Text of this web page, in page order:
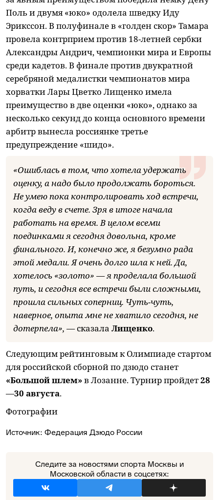
Поль и двумя «юко» одолела шведку Иду
Эрикссон. В полуфинале в «голден скор» Тамара
провела контрприем против 18-летней сербки
Александры Андрич, чемпионки мира и Европы
среди кадетов. В финале против двукратной
серебряной медалистки чемпионатов мира
хорватки Лары Цветко Лищенко имела
преимущество в две оценки «юко», однако за
несколько секунд до конца основного времени
арбитр вынесла россиянке третье
предупреждение «шидо».
«Ошиблась в том, что хотела удержать
оценку, а надо было продолжать бороться.
Не умею пока контролировать ход встречи,
когда веду в счете. Зря в итоге начала
работать на время. В целом всеми
поединками я сегодня довольна, кроме
финального. И, конечно же, я безумно рада
этой медали. Я очень долго шла к ней. Да,
хотелось «золото» — я проделала большой
путь, и сегодня все встречи были сложными,
прошла сильных соперниц. Чуть-чуть,
наверное, опыта мне не хватило сегодня, не
дотерпела», —сказала Лищенко.
Следующим рейтинговым к Олимпиаде стартом
для российской сборной по дзюдо станет
«Большой шлем»в Лозанне. Турнир пройдет28
—30 августа.
Фотографии
Источник: Федерация Дзюдо России
Следите за новостями спорта Москвы и
Московской области в соцсетях: